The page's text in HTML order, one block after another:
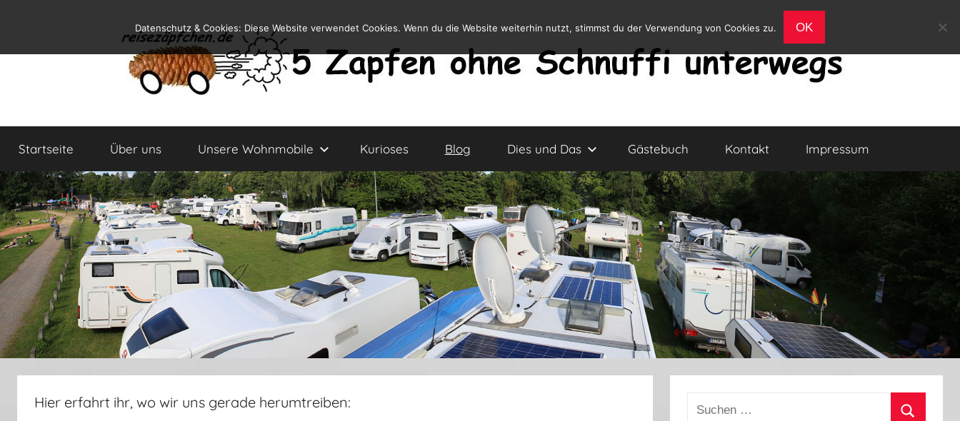
springen
Reiseblog
und
Leben
Wohnmobil
Startseite Über uns Unsere Wohnmobile Kurioses Blog Dies und Das Gästebuch Kontakt Impressum
Hier erfahrt ihr, wo wir uns gerade herumtreiben:
Suchen
Datenschutz & Cookies: Diese Website verwendet Cookies. Wenn du die Website weiterhin nutzt, stimmst du der Verwendung von Cookies zu. OK